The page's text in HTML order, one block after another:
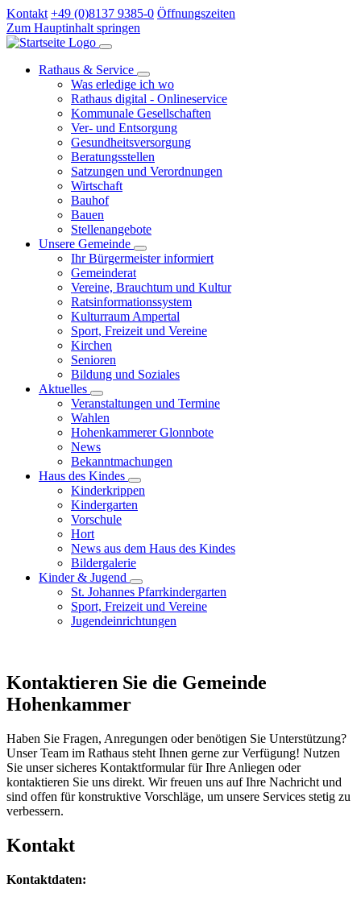
Kontakt +49 (0)8137 9385-0 Öffnungszeiten
Zum Hauptinhalt springen
Rathaus & Service
Was erledige ich wo
Rathaus digital - Onlineservice
Kommunale Gesellschaften
Ver- und Entsorgung
Gesundheitsversorgung
Beratungsstellen
Satzungen und Verordnungen
Wirtschaft
Bauhof
Bauen
Stellenangebote
Unsere Gemeinde
Ihr Bürgermeister informiert
Gemeinderat
Vereine, Brauchtum und Kultur
Ratsinformationssystem
Kulturraum Ampertal
Sport, Freizeit und Vereine
Kirchen
Senioren
Bildung und Soziales
Aktuelles
Veranstaltungen und Termine
Wahlen
Hohenkammerer Glonnbote
News
Bekanntmachungen
Haus des Kindes
Kinderkrippen
Kindergarten
Vorschule
Hort
News aus dem Haus des Kindes
Bildergalerie
Kinder & Jugend
St. Johannes Pfarrkindergarten
Sport, Freizeit und Vereine
Jugendeinrichtungen
Kontaktieren Sie die Gemeinde
Hohenkammer
Haben Sie Fragen, Anregungen oder benötigen Sie Unterstützung?
Unser Team im Rathaus steht Ihnen gerne zur Verfügung! Nutzen
Sie unser sicheres Kontaktformular für Ihre Anliegen oder
kontaktieren Sie uns direkt. Wir freuen uns auf Ihre Nachricht und
sind offen für konstruktive Vorschläge, um unsere Services stetig zu
verbessern.
Kontakt
Kontaktdaten: